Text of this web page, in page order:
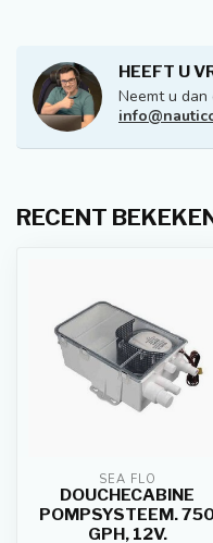
HEEFT U
Neemt u
RECENT
SEA FLO
DOUCHECABINE
POMPSYSTEEM.
GPH, 12V.